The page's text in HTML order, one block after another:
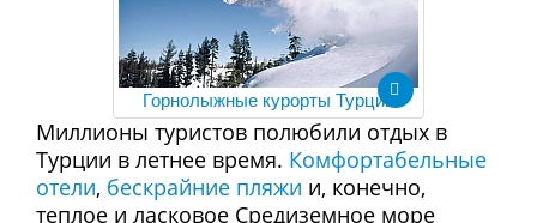
Горнолыжные курорты Турции
Миллионы туристов полюбили отдых в
Турции в летнее время. Комфортабельные
отели, бескрайние пляжи и, конечно,
теплое и ласковое Средиземное море